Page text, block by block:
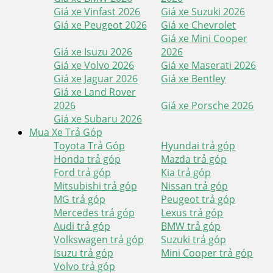
Giá xe Vinfast 2026
Giá xe Suzuki 2026
Giá xe Peugeot 2026
Giá xe Chevrolet
Giá xe Isuzu 2026
Giá xe Mini Cooper
2026
Giá xe Volvo 2026
Giá xe Maserati 2026
Giá xe Jaguar 2026
Giá xe Bentley
Giá xe Land Rover
2026
Giá xe Porsche 2026
Giá xe Subaru 2026
Mua Xe Trả Góp
Toyota Trả Góp
Hyundai trả góp
Honda trả góp
Mazda trả góp
Ford trả góp
Kia trả góp
Mitsubishi trả góp
Nissan trả góp
MG trả góp
Peugeot trả góp
Mercedes trả góp
Lexus trả góp
Audi trả góp
BMW trả góp
Volkswagen trả góp
Suzuki trả góp
Isuzu trả góp
Mini Cooper trả góp
Volvo trả góp